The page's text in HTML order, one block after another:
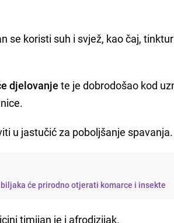
se koristi suh i svjež, kao čaj,
djelovanje te je dobrodošao kod
u jastučić za poboljšanje spavanja.
će prirodno otjerati komarce i insekte
timijan je i afrodizijak.